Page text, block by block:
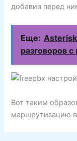
добавив перед
Еще: Asterisk
разговоров
Вот таким
маршрутизацию